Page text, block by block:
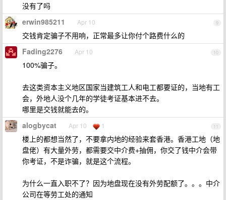
没有了吗
9
erwin985211 Apr 10
交钱肯定骗子不用响，正常最多让你付个路费什么的
10
Fading2276 Apr 10
100%骗子。
去这类资本主义地区国家当建筑工人和电工都要证的，当地有工
会，外地人没个几年的学徒考证基本进不去。
哪里是交钱就能去的。
11
alogbycat Apr 10 1
楼上的都想当然了，不要拿内地的经验来套香港。香港工地（地
盘佬）有大量外劳，都需要交中介费+抽佣，你交了钱中介会带
你考证，不是诈骗，就是这个流程。
为什么一直入职不了？因为地盘现在没有外劳配额了。。。中介
公司在等劳工处的通知